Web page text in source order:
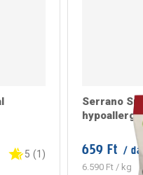
5 (1 )
Serrano
659 Ft /
6.590 Ft/ kg